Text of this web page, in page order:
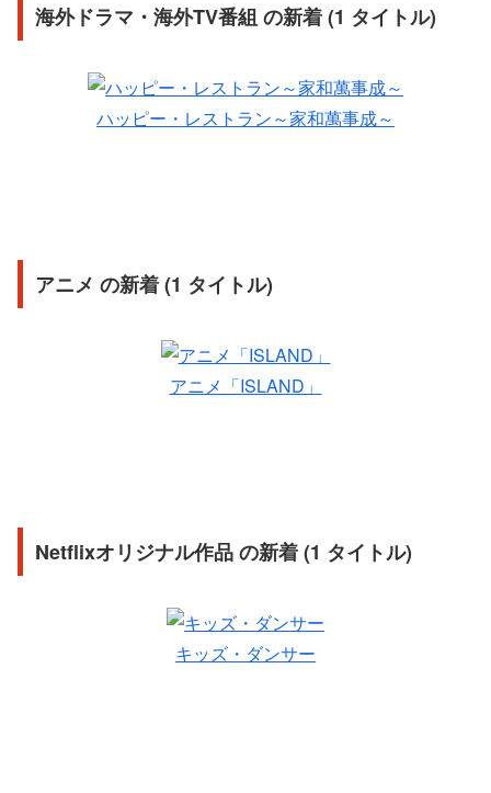
海外ドラマ・海外TV番組 の新着 (1 タイトル)
ハッピー・レストラン～家和萬事成～
アニメ の新着 (1 タイトル)
アニメ「ISLAND」
Netflixオリジナル作品 の新着 (1 タイトル)
キッズ・ダンサー